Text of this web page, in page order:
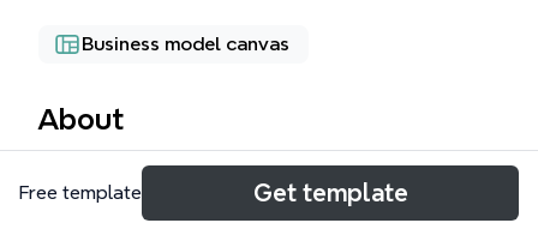
Business model canvas
About
La plantilla 'Idea de negocios' de Xmind es un mapa
mental de 41 nodos diseñado para emprendedores,
Free template Get template